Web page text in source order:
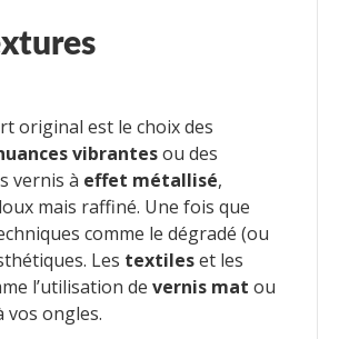
original est le choix des
vibrantesou des
vernis à effet métallisé,
mais raffiné. Une fois que
comme le dégradé (ou
Les textileset les
l’utilisation de vernis mat ou
ongles.